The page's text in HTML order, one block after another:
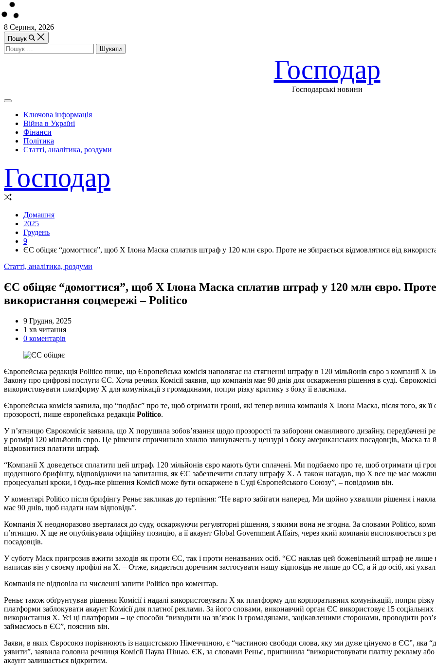
Перейти
до
вмісту
8 Серпня, 2026
Пошук
Пошук:
Господар
Господарські новини
Off
Canvas
(поза
полотном)
Ключова інформація
Війна в Україні
Фінанси
Політика
Статті, аналітика, роздуми
Господар
Випадкова
Домашня
2025
Грудень
9
ЄС обіцяє “домогтися”, щоб X Ілона Маска сплатив штраф у 120 млн євро. Проте не збирається відмовлятися від
Категорії
Статті, аналітика, роздуми
ЄС обіцяє “домогтися”, щоб X Ілона Маска сплатив штраф у 120 млн євро. Проте
використання соцмережі – Politico
9 Грудня, 2025
Орієнтовний
час
1 хв читання
0 коментарів
Європейська редакція Politico пише, що Європейська комісія наполягає на стягненні штрафу в 120 мільйонів євро з компанії X
Закону про цифрові послуги ЄС. Хоча речник Комісії заявив, що компанія має 90 днів для оскарження рішення в суді.
використовувати платформу X для комунікації з громадянами, попри різку критику з боку її власника.
Європейська комісія заявила, що “подбає” про те, щоб отримати гроші, які тепер винна компанія X Ілона Маска, після того, як
прозорості, пише європейська редакція Politico.
У п’ятницю Єврокомісія заявила, що X порушила зобов’язання щодо прозорості та заборони оманливого дизайну,
у розмірі 120 мільйонів євро. Це рішення спричинило хвилю звинувачень у цензурі з боку американських посадовців, Маска та
відмовитися платити штраф.
“Компанії X доведеться сплатити цей штраф. 120 мільйонів євро мають бути сплачені. Ми подбаємо про те, щоб отримати ці
щоденного брифінгу, відповідаючи на запитання, як ЄС забезпечити сплату штрафу X. А також нагадав, що X все ще має
процесуальні кроки, і будь-яке рішення Комісії може бути оскаржене в Суді Європейського Союзу”, – повідомив він.
У коментарі Politico після брифінгу Реньє закликав до терпіння: “Не варто забігати наперед. Ми щойно ухвалили рішення і
має 90 днів, щоб надати нам відповідь”.
Компанія X неодноразово зверталася до суду, оскаржуючи регуляторні рішення, з якими вона не згодна. За словами Politico,
п’ятницю. X ще не опублікувала офіційну позицію, а її акаунт Global Government Affairs, через який компанія висловлюється з
посадовців.
У суботу Маск пригрозив вжити заходів як проти ЄС, так і проти неназваних осіб. “ЄС наклав цей божевільний штраф не
написав він у своєму профілі на X. – Отже, видається доречним застосувати нашу відповідь не лише до ЄС, а й до осіб, які
Компанія не відповіла на численні запити Politico про коментар.
Реньє також обґрунтував рішення Комісії і надалі використовувати X як платформу для корпоративних комунікацій, попри
платформи заблокувати акаунт Комісії для платної реклами. За його словами, виконавчий орган ЄС використовує 15
використання X. Усі ці платформи – це способи “виходити на зв’язок із громадянами, зацікавленими сторонами, проводити
займаємось в ЄС”, пояснив він.
Заяви, в яких Євросоюз порівнюють із нацистською Німеччиною, є “частиною свободи слова, яку ми дуже цінуємо в ЄС”, яка
уявити”, заявила головна речниця Комісії Паула Пінью. ЄК, за словами Реньє, припинила “використовувати платну рекламу або
акаунт залишається відкритим.